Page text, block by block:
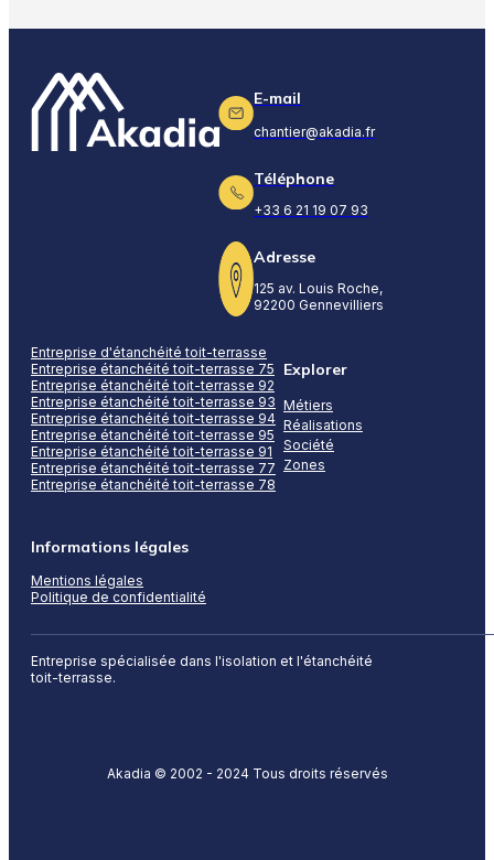
E-mail
chantier@akadia.fr
Téléphone
+33 6 21 19 07 93
Adresse
125 av. Louis Roche,
92200 Gennevilliers
Entreprise spécialisée dans l'isolation et l'étanchéité
toit-terrasse.
Entreprise d'étanchéité toit-terrasse
Entreprise étanchéité toit-terrasse 75
Entreprise étanchéité toit-terrasse 92
Entreprise étanchéité toit-terrasse 93
Entreprise étanchéité toit-terrasse 94
Entreprise étanchéité toit-terrasse 95
Entreprise étanchéité toit-terrasse 91
Entreprise étanchéité toit-terrasse 77
Entreprise étanchéité toit-terrasse 78
Explorer
Métiers
Réalisations
Société
Zones
Informations légales
Mentions légales
Politique de confidentialité
Akadia © 2002 - 2024 Tous droits réservés